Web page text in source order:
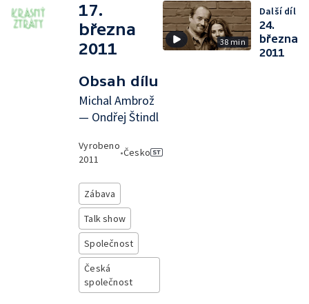
17.
března
2011
Obsah dílu
Michal Ambrož
— Ondřej Štindl
Vyrobeno
2011
•Česko
Zábava
Talk show
Společnost
Česká
společnost
38 min
Další díl
24.
března
2011